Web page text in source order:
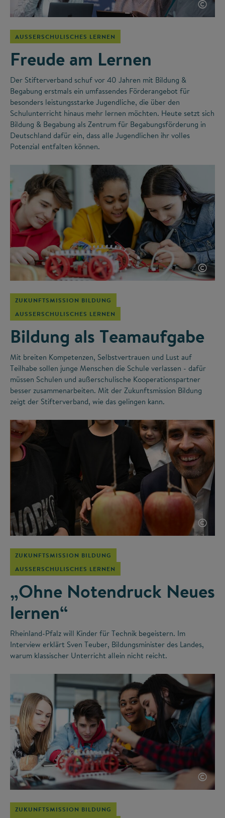
©
AUSSERSCHULISCHES LERNEN
Freude am Lernen
Der Stifterverband schuf vor 40 Jahren mit Bildung &
Begabung erstmals ein umfassendes Förderangebot für
besonders leistungsstarke Jugendliche, die über den
Schulunterricht hinaus mehr lernen möchten. Heute setzt sich
Bildung & Begabung als Zentrum für Begabungsförderung in
Deutschland dafür ein, dass alle Jugendlichen ihr volles
Potenzial entfalten können.
©
ZUKUNFTSMISSION BILDUNG
AUSSERSCHULISCHES LERNEN
Bildung als Teamaufgabe
Mit breiten Kompetenzen, Selbstvertrauen und Lust auf
Teilhabe sollen junge Menschen die Schule verlassen - dafür
müssen Schulen und außerschulische Kooperationspartner
besser zusammenarbeiten. Mit der Zukunftsmission Bildung
zeigt der Stifterverband, wie das gelingen kann.
©
ZUKUNFTSMISSION BILDUNG
AUSSERSCHULISCHES LERNEN
„Ohne Notendruck Neues
lernen“
Rheinland-Pfalz will Kinder für Technik begeistern. Im
Interview erklärt Sven Teuber, Bildungsminister des Landes,
warum klassischer Unterricht allein nicht reicht.
©
ZUKUNFTSMISSION BILDUNG